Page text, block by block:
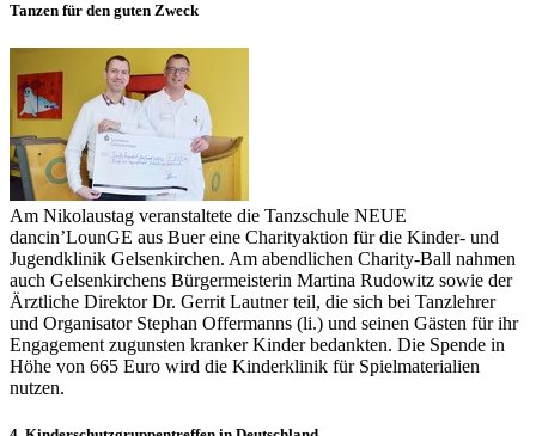
Tanzen für den guten Zweck
Am Nikolaustag veranstaltete die Tanzschule NEUE
dancin’LounGE aus Buer eine Charityaktion für die Kinder- und
Jugendklinik Gelsenkirchen. Am abendlichen Charity-Ball nahmen
auch Gelsenkirchens Bürgermeisterin Martina Rudowitz sowie der
Ärztliche Direktor Dr. Gerrit Lautner teil, die sich bei Tanzlehrer
und Organisator Stephan Offermanns (li.) und seinen Gästen für ihr
Engagement zugunsten kranker Kinder bedankten. Die Spende in
Höhe von 665 Euro wird die Kinderklinik für Spielmaterialien
nutzen.